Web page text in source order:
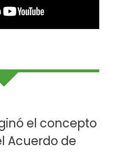
el concepto
Acuerdo de